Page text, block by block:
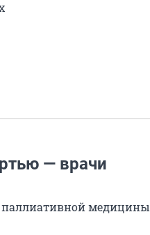
— врачи
паллиативной медицины